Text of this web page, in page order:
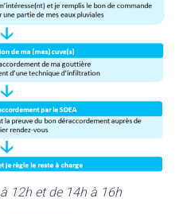
12h et de 14h à 16h